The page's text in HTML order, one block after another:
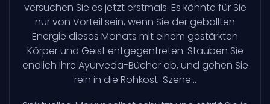
versuchen Sie es jetzt erstmals. Es könnte für Sie
nur von Vorteil sein, wenn Sie der geballten
Energie dieses Monats mit einem gestärkten
Körper und Geist entgegentreten. Stauben Sie
endlich Ihre Ayurveda-Bücher ab, und gehen Sie
rein in die Rohkost-Szene...